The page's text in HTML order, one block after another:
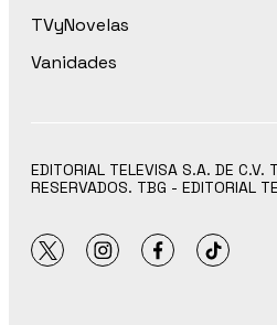
TVyNovelas
Vanidades
EDITORIAL TELEVISA S.A. DE C.V.
RESERVADOS. TBG - EDITORIAL
twitterinstagram
facebooktiktok